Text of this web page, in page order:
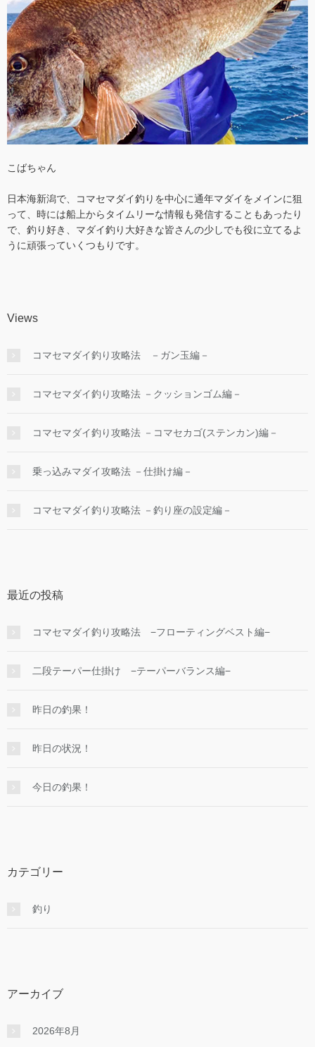
こばちゃん
日本海新潟で、コマセマダイ釣りを中心に通年マダイをメインに狙
って、時には船上からタイムリーな情報も発信することもあったり
で、釣り好き、マダイ釣り大好きな皆さんの少しでも役に立てるよ
うに頑張っていくつもりです。
Views
コマセマダイ釣り攻略法 －ガン玉編－
コマセマダイ釣り攻略法 －クッションゴム編－
コマセマダイ釣り攻略法 －コマセカゴ(ステンカン)編－
乗っ込みマダイ攻略法 －仕掛け編－
コマセマダイ釣り攻略法 －釣り座の設定編－
最近の投稿
コマセマダイ釣り攻略法 −フローティングベスト編−
二段テーパー仕掛け −テーパーバランス編−
昨日の釣果！
昨日の状況！
今日の釣果！
カテゴリー
釣り
アーカイブ
2026年8月